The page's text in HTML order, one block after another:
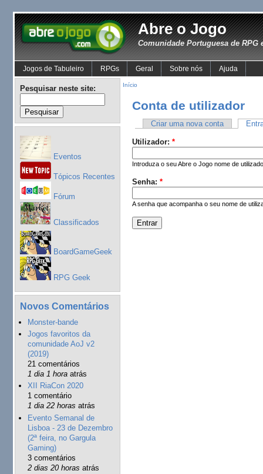
Abre o Jogo
Comunidade Portuguesa de RPG
Jogos de Tabuleiro RPGs Geral Sobre nós Ajuda
Pesquisar neste site:
Eventos
Tópicos Recentes
Fórum
Classificados
BoardGameGeek
RPG Geek
Novos Comentários
Monster-bande
Jogos favoritos da
comunidade AoJ v2
(2019)
21 comentários
1 dia 1 horaatrás
XII RiaCon 2020
1 comentário
1 dia 22 horas atrás
Evento Semanal de
Lisboa - 23 de Dezembro
(2ª feira, no Gargula
Gaming)
3 comentários
2 dias 20 horas atrás
Início
Conta de utilizador
Criar uma nova conta
Utilizador: *
Introduza o seu Abre o Jogo nome de
Senha: *
A senha que acompanha o seu nome de